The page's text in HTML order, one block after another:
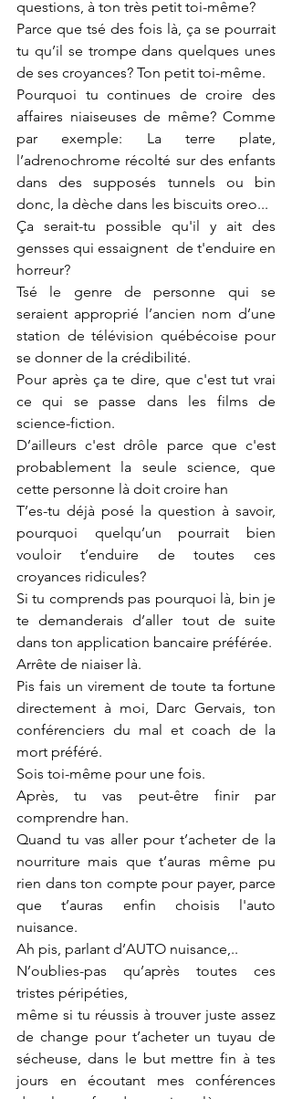
questions, à ton très petit toi-même?
Parce que tsé des fois là, ça se pourrait
tu qu’il se trompe dans quelques unes
de ses croyances? Ton petit toi-même.
Pourquoi tu continues de croire des
affaires niaiseuses de même? Comme
par exemple: La terre plate,
l’adrenochrome récolté sur des enfants
dans des supposés tunnels ou bin
donc, la dèche dans les biscuits oreo...
Ça serait-tu possible qu'il y ait des
gensses qui essaignent  de t'enduire en
horreur?
Tsé le genre de personne qui se
seraient approprié l’ancien nom d’une
station de télévision québécoise pour
se donner de la crédibilité.
Pour après ça te dire, que c'est tut vrai
ce qui se passe dans les films de
science-fiction.
D’ailleurs c'est drôle parce que c'est
probablement la seule science, que
cette personne là doit croire han
T’es-tu déjà posé la question à savoir,
pourquoi quelqu’un pourrait bien
vouloir t’enduire de toutes ces
croyances ridicules?
Si tu comprends pas pourquoi là, bin je
te demanderais d’aller tout de suite
dans ton application bancaire préférée.
Arrête de niaiser là.
Pis fais un virement de toute ta fortune
directement à moi, Darc Gervais, ton
conférenciers du mal et coach de la
mort préféré.
Sois toi-même pour une fois.
Après, tu vas peut-être finir par
comprendre han.
Quand tu vas aller pour t’acheter de la
nourriture mais que t’auras même pu
rien dans ton compte pour payer, parce
que t’auras enfin choisis l'auto
nuisance.
Ah pis, parlant d’AUTO nuisance,..
N’oublies-pas qu’après toutes ces
tristes péripéties,
même si tu réussis à trouver juste assez
de change pour t’acheter un tuyau de
sécheuse, dans le but mettre fin à tes
jours en écoutant mes conférences